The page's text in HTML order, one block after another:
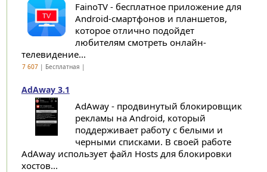
FainoTV - бесплатное приложение для
Android-смартфонов и планшетов,
которое отлично подойдет
любителям смотреть онлайн-
телевидение...
7 607| Бесплатная |
AdAway 3.1
AdAway - продвинутый блокировщик
рекламы на Android, который
поддерживает работу с белыми и
черными списками. В своей работе
AdAway использует файл Hosts для блокировки
хостов...